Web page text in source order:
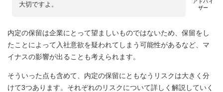
ザー
大切ですよ。
内定の保留は企業にとって望ましいものではないため、保留をし
たことによって入社意欲を疑われてしまう可能性があるなど、マ
イナスの影響が出ることも考えられます。
そういった点も含めて、内定の保留にともなうリスクは大きく分
けて3つあります。それぞれのリスクについて詳しく解説していく